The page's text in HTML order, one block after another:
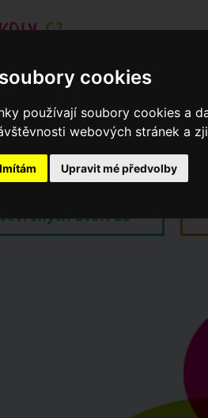
cookies
používají soubory cookies a
webových stránek a
Upravit mé předvolby
Aktuality Akce Soukromé základní
pomoci
Ročenka
cookies
do ZŠ 2026/27
dveří ZŠ